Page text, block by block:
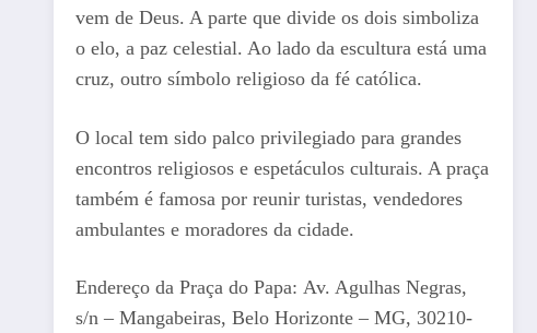
vem de Deus. A parte que divide os dois simboliza
o elo, a paz celestial. Ao lado da escultura está uma
cruz, outro símbolo religioso da fé católica.
O local tem sido palco privilegiado para grandes
encontros religiosos e espetáculos culturais. A praça
também é famosa por reunir turistas, vendedores
ambulantes e moradores da cidade.
Endereço da Praça do Papa: Av. Agulhas Negras,
s/n – Mangabeiras, Belo Horizonte – MG, 30210-